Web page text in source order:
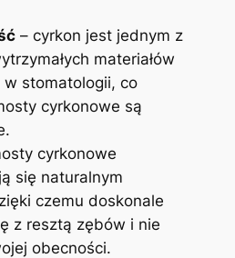
– cyrkon jest jednym z
materiałów
stomatologii, co
cyrkonowe są
cyrkonowe
się naturalnym
czemu doskonale
z resztą zębów i nie
obecności.